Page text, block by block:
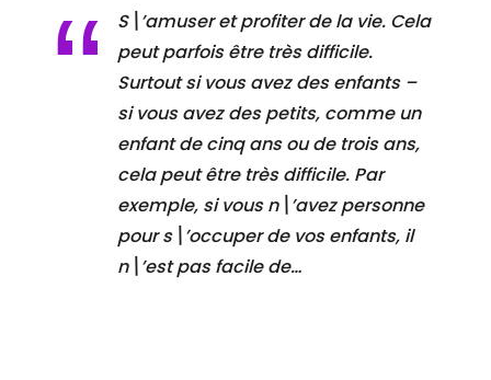
S\’amuser et profiter de la vie. Cela
peut parfois être très difficile.
Surtout si vous avez des enfants –
si vous avez des petits, comme un
enfant de cinq ans ou de trois ans,
cela peut être très difficile. Par
exemple, si vous n\’avez personne
pour s\’occuper de vos enfants, il
n\’est pas facile de…